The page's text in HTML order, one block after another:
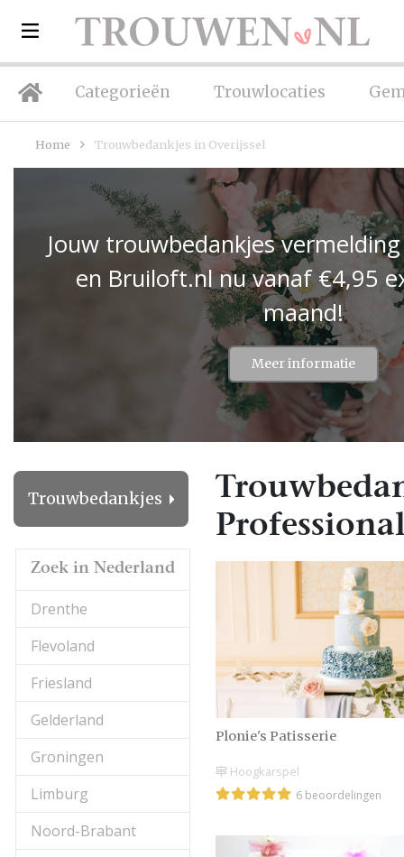
Categorieën Trouwlocaties
Home Trouwbedankjes in Overijssel
Jouw trouwbedankjes
en Bruiloft.nl nu vanaf €4,95
maand!
Meer informatie
Trouwbedankjes
Zoek in Nederland
Drenthe
Flevoland
Friesland
Gelderland
Groningen
Limburg
Noord-Brabant
Plonie's Patisserie
Hoogkarspel
6 beoordelingen